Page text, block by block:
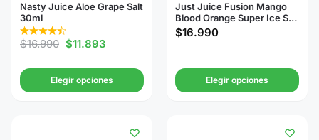
Nasty Juice Aloe Grape Salt
30ml
$16.990 $11.893
Elegir opciones
Just Juice Fusion Mango
Blood Orange Super Ice Salt
30ml
$16.990
Elegir opciones